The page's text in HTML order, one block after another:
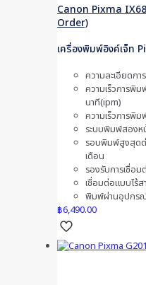
Canon Pixma
Order)
เครื่องพิมพ์อิงค์เจ็ท
ความละเอียดก
ความเร็วการพิ
นาที(ipm)
ความเร็วการพิ
ระบบพิมพ์สองห
รอบพิมพ์สูงสุด
เดือน
รองรับการเชื่อ
เชื่อมต่อแบบไร้
พิมพ์ผ่านอุปกร
฿6,490.00